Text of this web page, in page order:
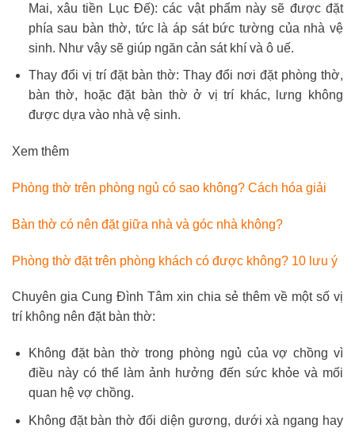
Mai, xâu tiền Lục Đế): các vật phẩm này sẽ được đặt
phía sau bàn thờ, tức là áp sát bức tường của nhà vệ
sinh. Như vậy sẽ giúp ngăn cản sát khí và ô uế.
Thay đổi vị trí đặt bàn thờ: Thay đổi nơi đặt phòng thờ,
bàn thờ, hoặc đặt bàn thờ ở vị trí khác, lưng không
được dựa vào nhà vệ sinh.
Xem thêm
Phòng thờ trên phòng ngủ có sao không? Cách hóa giải
Bàn thờ có nên đặt giữa nhà và góc nhà không?
Phòng thờ đặt trên phòng khách có được không? 10 lưu ý
Chuyên gia Cung Đình Tâm xin chia sẻ thêm về một số vị
trí không nên đặt bàn thờ:
Không đặt bàn thờ trong phòng ngủ của vợ chồng vì
điều này có thể làm ảnh hưởng đến sức khỏe và mối
quan hệ vợ chồng.
Không đặt bàn thờ đối diện gương, dưới xà ngang hay